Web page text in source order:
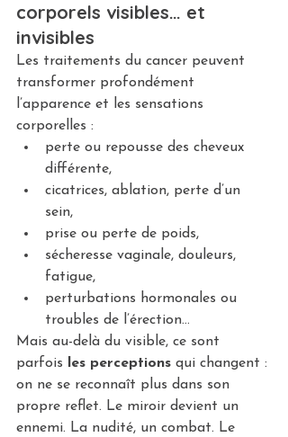
corporels visibles… et
invisibles
Les traitements du cancer peuvent
transformer profondément
l’apparence et les sensations
corporelles :
perte ou repousse des cheveux
différente,
cicatrices, ablation, perte d’un
sein,
prise ou perte de poids,
sécheresse vaginale, douleurs,
fatigue,
perturbations hormonales ou
troubles de l’érection…
Mais au-delà du visible, ce sont
parfois les perceptions qui changent :
on ne se reconnaît plus dans son
propre reflet. Le miroir devient un
ennemi. La nudité, un combat. Le